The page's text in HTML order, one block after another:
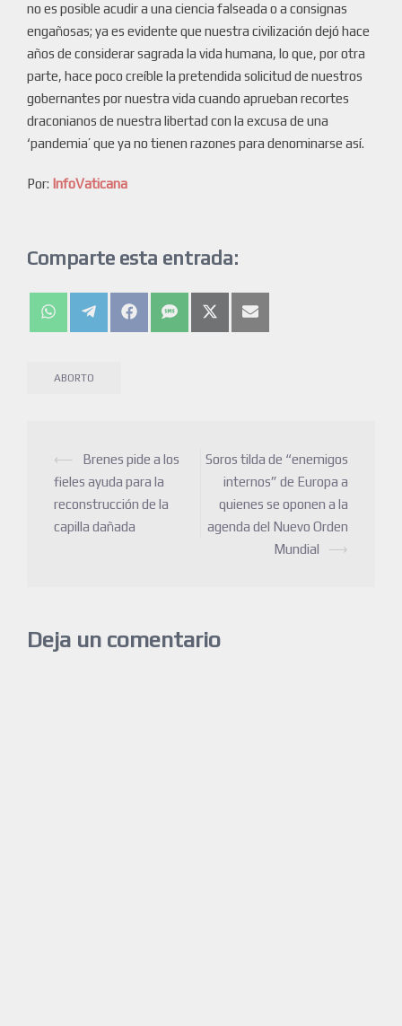
no es posible acudir a una ciencia falseada o a consignas
engañosas; ya es evidente que nuestra civilización dejó hace
años de considerar sagrada la vida humana, lo que, por otra
parte, hace poco creíble la pretendida solicitud de nuestros
gobernantes por nuestra vida cuando aprueban recortes
draconianos de nuestra libertad con la excusa de una
‘pandemia’ que ya no tienen razones para denominarse así.
Por: InfoVaticana
Comparte esta entrada:
ABORTO
⟵
Brenes pide a los
fieles ayuda para la
reconstrucción de la
capilla dañada
Soros tilda de “enemigos
internos” de Europa a
quienes se oponen a la
agenda del Nuevo Orden
Mundial
⟶
Deja un comentario